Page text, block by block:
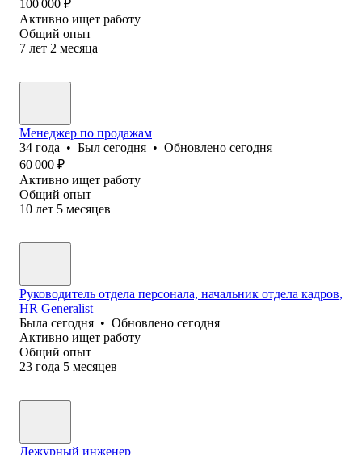
100 000 ₽
Активно ищет работу
Общий опыт
7 лет 2 месяца
Менеджер по продажам
34 года • Был сегодня • Обновлено сегодня
60 000 ₽
Активно ищет работу
Общий опыт
10 лет 5 месяцев
Руководитель отдела персонала, начальник отдела кадров,
HR Generalist
Была сегодня • Обновлено сегодня
Активно ищет работу
Общий опыт
23 года 5 месяцев
Дежурный инженер